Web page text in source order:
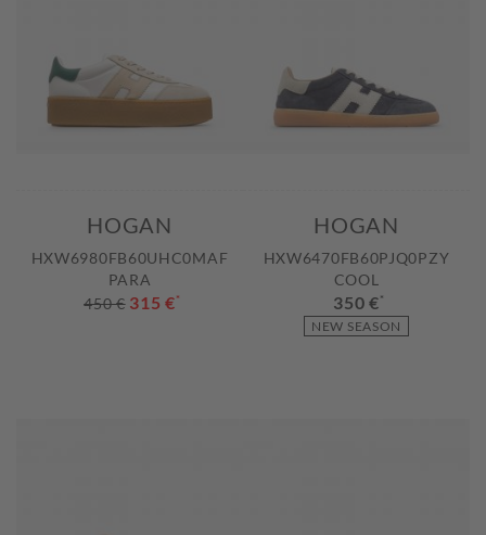
HOGAN
HXW6980FB60UHC0MAF
PARA
450 € 315 €*
NEW SEASON
HOGAN
HXW6470FB60PJQ0PZY
COOL
350 €*